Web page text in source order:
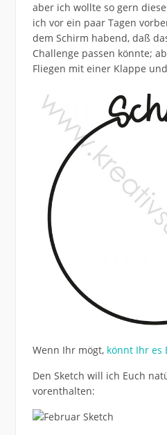
aber ich wollte so gern
ich vor ein paar Tagen
dem Schirm habend, daß
Challenge passen könnte;
Fliegen mit einer Klappe
Wenn Ihr mögt, könnt Ihr es
Den Sketch will ich Euch
vorenthalten: